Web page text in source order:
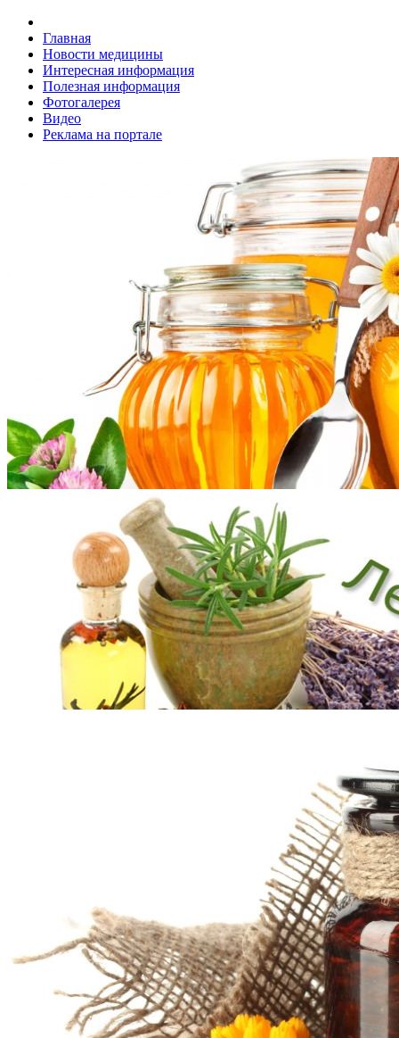
Главная
Новости медицины
Интересная информация
Полезная информация
Фотогалерея
Видео
Реклама на портале